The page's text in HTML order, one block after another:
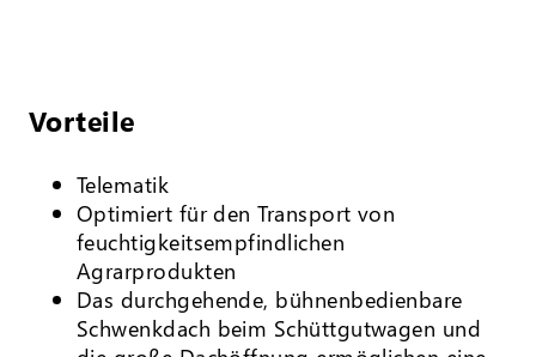
Vorteile
Telematik
Optimiert für den Transport von
feuchtigkeitsempfindlichen
Agrarprodukten
Das durchgehende, bühnenbedienbare
Schwenkdach beim Schüttgutwagen und